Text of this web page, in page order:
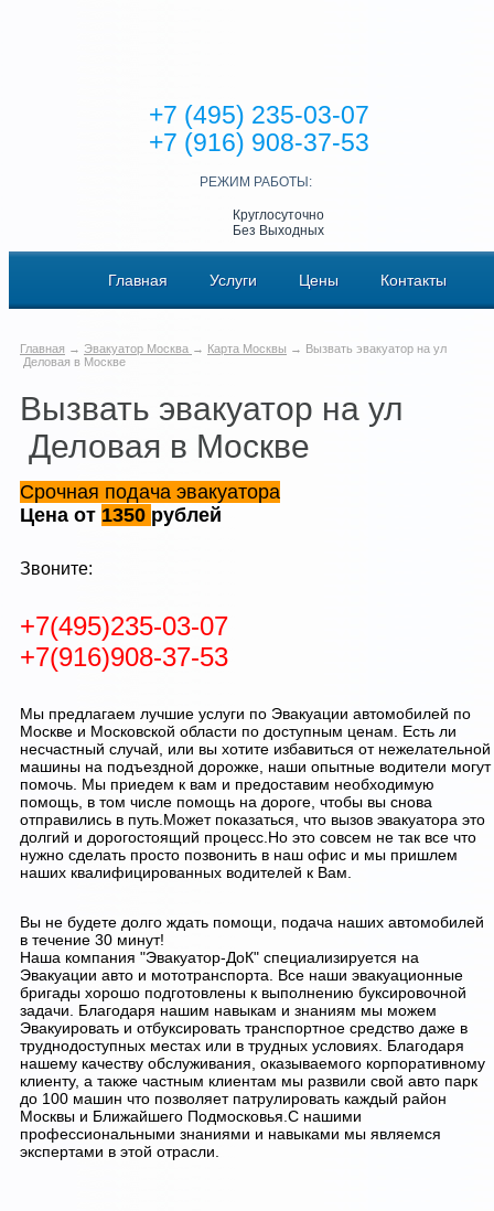
+7 (495) 235-03-07
+7 (916) 908-37-53
РЕЖИМ РАБОТЫ:
Круглосуточно
Без Выходных
Главная Услуги Цены Контакты
Главная → Эвакуатор Москва → Карта Москвы → Вызвать эвакуатор на ул
Деловая в Москве
Вызвать эвакуатор на ул
Деловая в Москве
Срочная подача эвакуатора
Цена от 1350 рублей
Звоните:
+7(495)235-03-07
+7(916)908-37-53
Мы предлагаем лучшие услуги по Эвакуации автомобилей по
Москве и Московской области по доступным ценам. Есть ли
несчастный случай, или вы хотите избавиться от нежелательной
машины на подъездной дорожке, наши опытные водители могут
помочь. Мы приедем к вам и предоставим необходимую
помощь, в том числе помощь на дороге, чтобы вы снова
отправились в путь.Может показаться, что вызов эвакуатора это
долгий и дорогостоящий процесс.Но это совсем не так все что
нужно сделать просто позвонить в наш офис и мы пришлем
наших квалифицированных водителей к Вам.
Вы не будете долго ждать помощи, подача наших автомобилей
в течение 30 минут!
Наша компания "Эвакуатор-ДоК" специализируется на
Эвакуации авто и мототранспорта. Все наши эвакуационные
бригады хорошо подготовлены к выполнению буксировочной
задачи. Благодаря нашим навыкам и знаниям мы можем
Эвакуировать и отбуксировать транспортное средство даже в
труднодоступных местах или в трудных условиях. Благодаря
нашему качеству обслуживания, оказываемого корпоративному
клиенту, а также частным клиентам мы развили свой авто парк
до 100 машин что позволяет патрулировать каждый район
Москвы и Ближайшего Подмосковья.С нашими
профессиональными знаниями и навыками мы являемся
экспертами в этой отрасли.